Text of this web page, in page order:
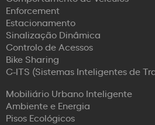
Enforcement
Estacionamento
Sinalização Dinâmica
Controlo de Acessos
Bike Sharing
C-ITS (Sistemas Inteligentes de
Mobiliário Urbano Inteligente
Ambiente e Energia
Pisos Ecológicos